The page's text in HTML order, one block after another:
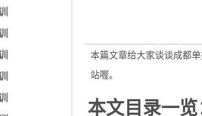
本篇文章给大家谈谈成都
站喔。
本文目录一览